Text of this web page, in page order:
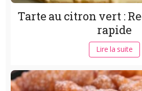
Tarte au citron vert :
rapide
Lire la suite